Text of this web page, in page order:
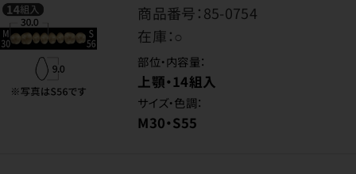
商品番号：85-0754
在庫：○
部位・内容量：
上顎・14組入
サイズ・色調：
M30・S55